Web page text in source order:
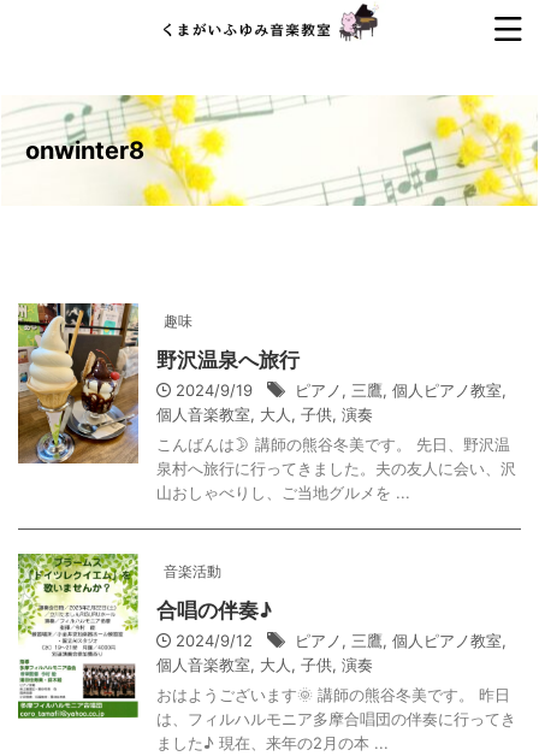
onwinter8
趣味
野沢温泉へ旅行
2024/9/19 ピアノ, 三鷹, 個人ピアノ教室,
個人音楽教室, 大人 , 子供, 演奏
こんばんは🌛 講師の熊谷冬美です。 先日、野沢温
泉村へ旅行に行ってきました。夫の友人に会い、沢
山おしゃべりし、ご当地グルメを ...
音楽活動
合唱の伴奏♪
2024/9/12 ピアノ, 三鷹, 個人ピアノ教室,
個人音楽教室, 大人 , 子供, 演奏
おはようございます🌞 講師の熊谷冬美です。 昨日
は、フィルハルモニア多摩合唱団の伴奏に行ってき
ました♪ 現在、来年の2月の本 ...